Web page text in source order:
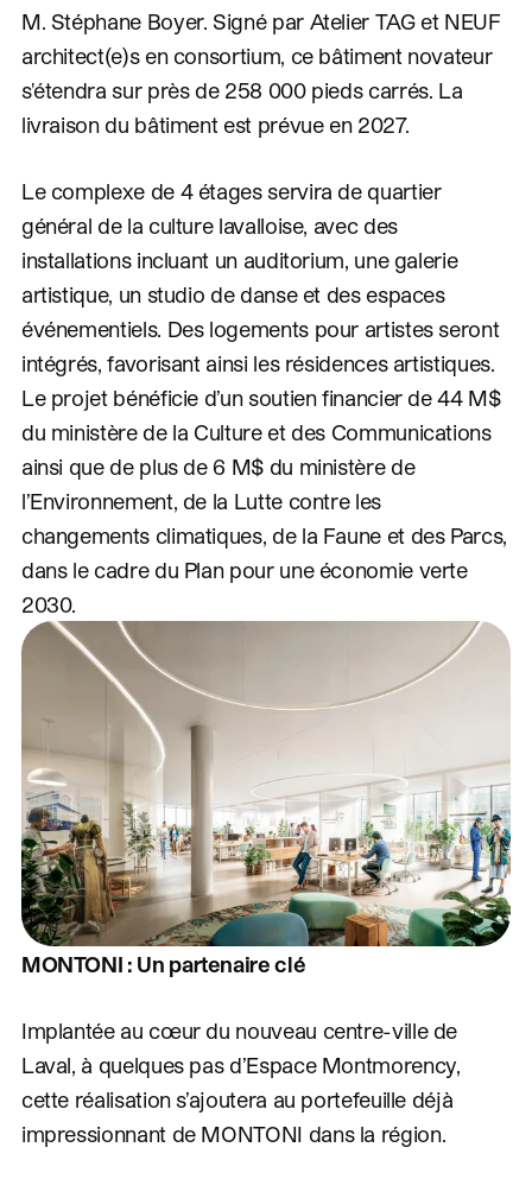
M. Stéphane Boyer. Signé par Atelier TAG et NEUF
architect(e)s en consortium, ce bâtiment novateur
s'étendra sur près de 258 000 pieds carrés. La
livraison du bâtiment est prévue en 2027.
Le complexe de 4 étages servira de quartier
général de la culture lavalloise, avec des
installations incluant un auditorium, une galerie
artistique, un studio de danse et des espaces
événementiels. Des logements pour artistes seront
intégrés, favorisant ainsi les résidences artistiques.
Le projet bénéficie d’un soutien financier de 44 M$
du ministère de la Culture et des Communications
ainsi que de plus de 6 M$ du ministère de
l’Environnement, de la Lutte contre les
changements climatiques, de la Faune et des Parcs,
dans le cadre du Plan pour une économie verte
2030.
MONTONI : Un partenaire clé
Implantée au cœur du nouveau centre-ville de
Laval, à quelques pas d’Espace Montmorency,
cette réalisation s’ajoutera au portefeuille déjà
impressionnant de MONTONI dans la région.